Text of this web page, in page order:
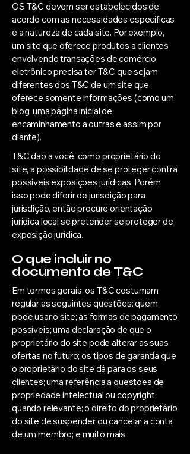
OS T&C devem ser estabelecidos de
acordo com as necessidades específicas
e a natureza de cada site. Por exemplo,
um site que oferece produtos a clientes
envolvendo transações de comércio
eletrônico precisa ter T&C que sejam
diferentes dos T&C de um site que
oferece somente informações (como um
blog, uma página inicial de
encaminhamento a outras e assim por
diante).
T&C dão a você, como proprietário do
site, a possibilidade de se proteger contra
possíveis exposições jurídicas. Porém,
isso pode diferir de jurisdição para
jurisdição, então procure orientação
jurídica local se pretender se proteger de
exposição jurídica.
O que incluir no
documento de T&C
Em termos gerais, os T&C costumam
regular as seguintes questões: quem
pode usar o site; as formas de pagamento
possíveis; uma declaração de que o
proprietário do site pode alterar as suas
ofertas no futuro; os tipos de garantia que
o proprietário do site dá para os seus
clientes; uma referência a questões de
propriedade intelectual ou copyright,
quando relevante; o direito do proprietário
do site de suspender ou cancelar a conta
de um membro; e muito mais.